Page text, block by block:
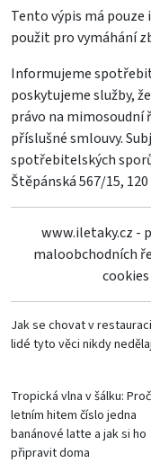
Tento výpis má
použit pro vymáhání
Informujeme
poskytujeme služby,
právo na
příslušné smlouvy.
spotřebitelských
Štěpánská 567/15, 120
www.iletaky.cz -
maloobchodních
cookies
Jak se chovat v
lidé tyto věci nikdy
Tropická vlna v šálku:
letním hitem číslo jedna
banánové latte a jak si ho
připravit doma